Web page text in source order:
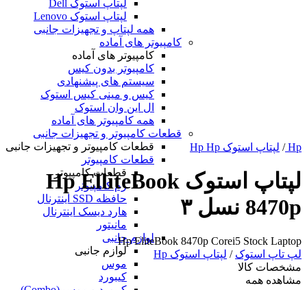
لپتاپ استوک Dell
لپتاپ استوک Lenovo
همه لپتاپ و تجهیزات جانبی
کامپیوتر های آماده
کامپیوتر های آماده
کامپیوتر بدون کیس
سیستم های پیشنهادی
کیس و مینی کیس استوک
ال این وان استوک
همه کامپیوتر های آماده
قطعات کامپیوتر و تجهیزات جانبی
قطعات کامپیوتر و تجهیزات جانبی
قطعات کامپیوتر
قطعات کامپیوتر
رم کامپیوتر
حافظه SSD اینترنال
هارد دیسک اینترنال
مانیتور
لوازم جانبی
لوازم جانبی
موس
کیبورد
Hp
/ لپتاپ استوک Hp Hp
لپتاپ استوک Hp ElliteBook
8470p نسل ۳
Hp EliteBook 8470p Corei5 Stock Laptop
لپ تاپ استوک / لپتاپ استوک Hp
مشخصات کالا
مشاهده همه